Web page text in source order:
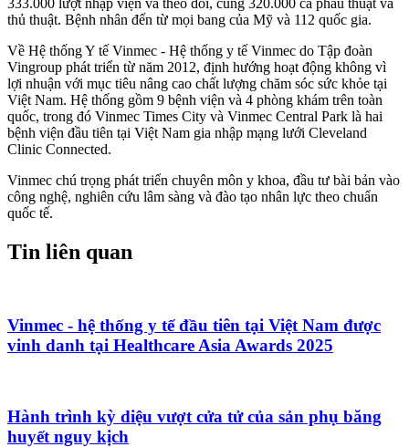
thủ thuật. Bệnh nhân đến từ mọi bang của Mỹ và 112 quốc gia.
Về Hệ thống Y tế Vinmec - Hệ thống y tế Vinmec do Tập đoàn
Vingroup phát triển từ năm 2012, định hướng hoạt động không vì
lợi nhuận với mục tiêu nâng cao chất lượng chăm sóc sức khỏe tại
Việt Nam. Hệ thống gồm 9 bệnh viện và 4 phòng khám trên toàn
quốc, trong đó Vinmec Times City và Vinmec Central Park là hai
bệnh viện đầu tiên tại Việt Nam gia nhập mạng lưới Cleveland
Clinic Connected.
Vinmec chú trọng phát triển chuyên môn y khoa, đầu tư bài bản vào
công nghệ, nghiên cứu lâm sàng và đào tạo nhân lực theo chuẩn
quốc tế.
Tin liên quan
Vinmec - hệ thống y tế đầu tiên tại Việt Nam được
vinh danh tại Healthcare Asia Awards 2025
Hành trình kỳ diệu vượt cửa tử của sản phụ băng
huyết nguy kịch